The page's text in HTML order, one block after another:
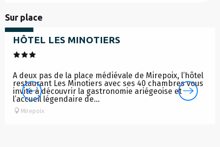
Sur place
78 €
HÔTEL LES MINOTIERS
A deux pas de la place médiévale de Mirepoix, l’hôtel
restaurant Les Minotiers avec ses 40 chambres vous
invite à découvrir la gastronomie ariégeoise et
l’accueil légendaire de...
Mirepoix